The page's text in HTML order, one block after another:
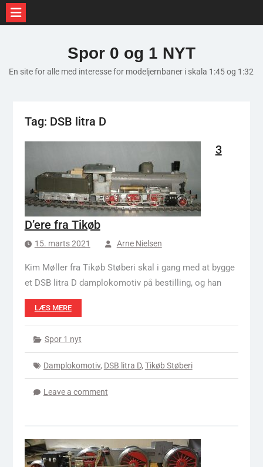
Spor 0 og 1 NYT
En site for alle med interesse for modeljernbaner i skala 1:45 og 1:32
Tag: DSB litra D
3
D’ere fra Tikøb
15. marts 2021 Arne Nielsen
Kim Møller fra Tikøb Støberi skal i gang med at bygge
et DSB litra D damplokomotiv på bestilling, og han
LÆS MERE
Spor 1 nyt
Damplokomotiv, DSB litra D, Tikøb Støberi
Leave a comment